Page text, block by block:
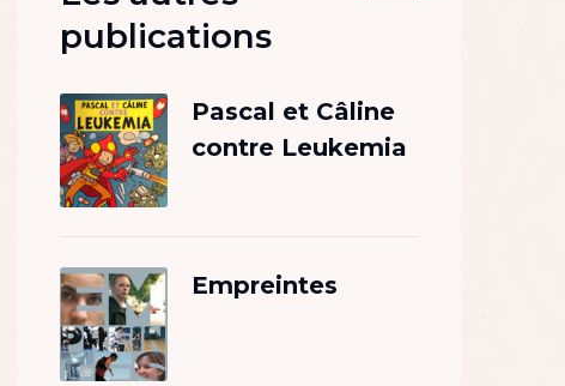
publications
Pascal et Câline
contre Leukemia
Empreintes